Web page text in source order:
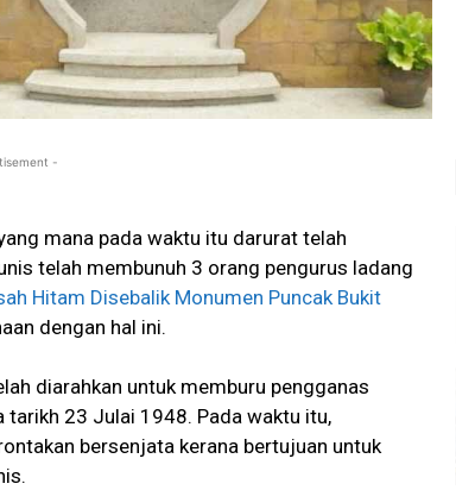
-
mana pada waktu itu darurat telah
telah membunuh 3 orang pengurus ladang
Hitam Disebalik Monumen Puncak Bukit
dengan hal ini.
diarahkan untuk memburu pengganas
tarikh 23 Julai 1948. Pada waktu itu,
bersenjata kerana bertujuan untuk